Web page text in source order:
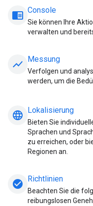
chrome_reader_mode Console
Sie können Ihre
verwalten und
show_chart Messung
Verfolgen und
werden, um die
language Lokalisierung
Bieten Sie
Sprachen und
zu erreichen, oder
Regionen an.
check_circle Richtlinien
Beachten Sie die
reibungslosen